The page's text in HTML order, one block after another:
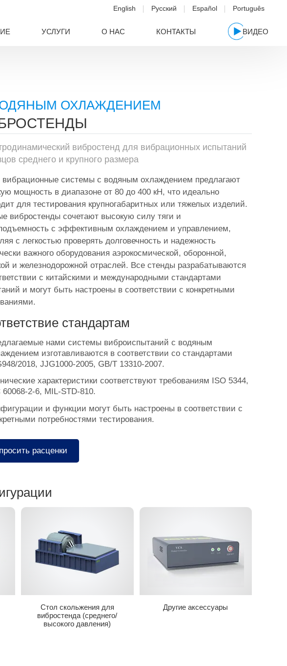
English Русский Español Português
УСЛУГИ О НАС КОНТАКТЫ ВИДЕО
ОХЛАЖДЕНИЕМ
вибростенд для вибрационных испытаний
среднего и крупного размера
системы с водяным охлаждением предлагают
мощность в диапазоне от 80 до 400 кН, что идеально
для тестирования крупногабаритных или тяжелых изделий.
вибростенды сочетают высокую силу тяги и
с эффективным охлаждением и управлением,
с легкостью проверять долговечность и надежность
важного оборудования аэрокосмической, оборонной,
и железнодорожной отраслей. Все стенды разрабатываются
с китайскими и международными стандартами
и могут быть настроены в соответствии с конкретными
стандартам
нами системы виброиспытаний с водяным
изготавливаются в соответствии со стандартами
2018, JJG1000-2005, GB/T 13310-2007.
характеристики соответствуют требованиям ISO 5344,
60068-2-6, MIL-STD-810.
и функции могут быть настроены в соответствии с
потребностями тестирования.
расценки
Стол скольжения для
вибростенда (среднего/
высокого давления)
Другие аксессуары